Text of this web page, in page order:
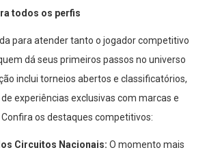
todos os perfis
para atender tanto o jogador competitivo
dá seus primeiros passos no universo
inclui torneios abertos e classificatórios,
experiências exclusivas com marcas e
os destaques competitivos:
Circuitos Nacionais: O momento mais